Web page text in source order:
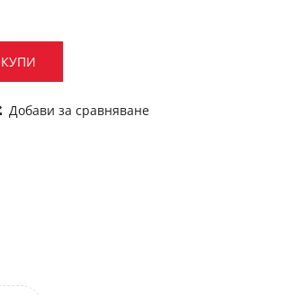
КУПИ
Добави за сравняване